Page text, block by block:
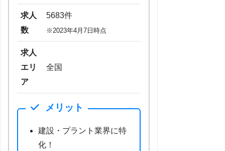
求人
数
5683件
※2023年4月7日時点
求人
エリ
ア
全国
メリット
建設・プラント業界に特
化！